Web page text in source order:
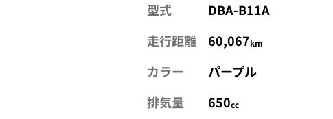
型式
DBA-B11A
走行距離
60,067km
カラー
パープル
排気量
650cc